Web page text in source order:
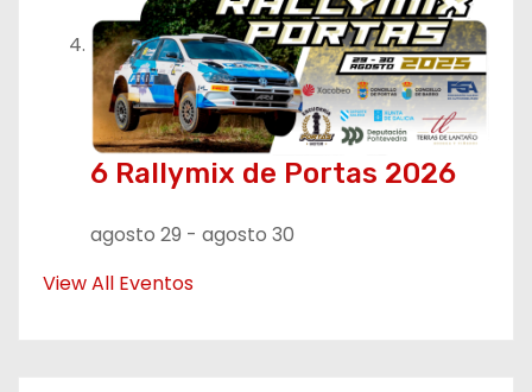
6 Rallymix de Portas 2026
agosto 29 - agosto 30
View All Eventos